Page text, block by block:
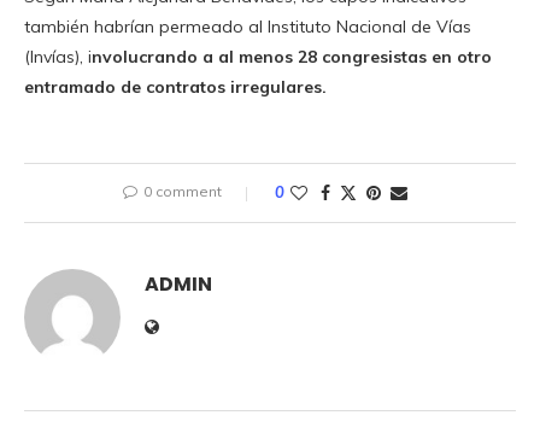
también habrían permeado al Instituto Nacional de Vías
(Invías), involucrando a al menos 28 congresistas en otro
entramado de contratos irregulares.
0 comment 0
ADMIN